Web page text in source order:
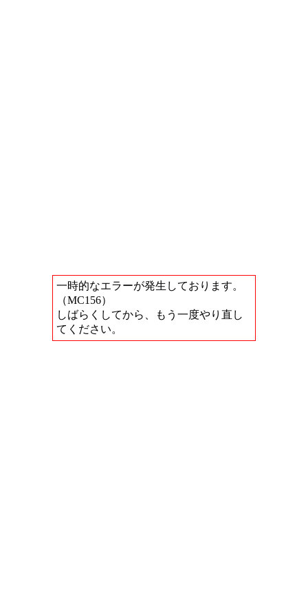
一時的なエラーが発生しております。
（MC156）
しばらくしてから、もう一度やり直し
てください。